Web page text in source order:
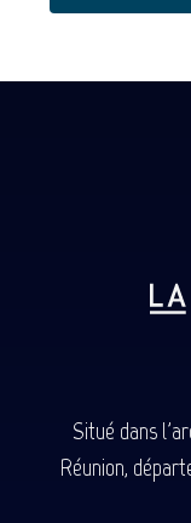
Situé dans
Réunion,